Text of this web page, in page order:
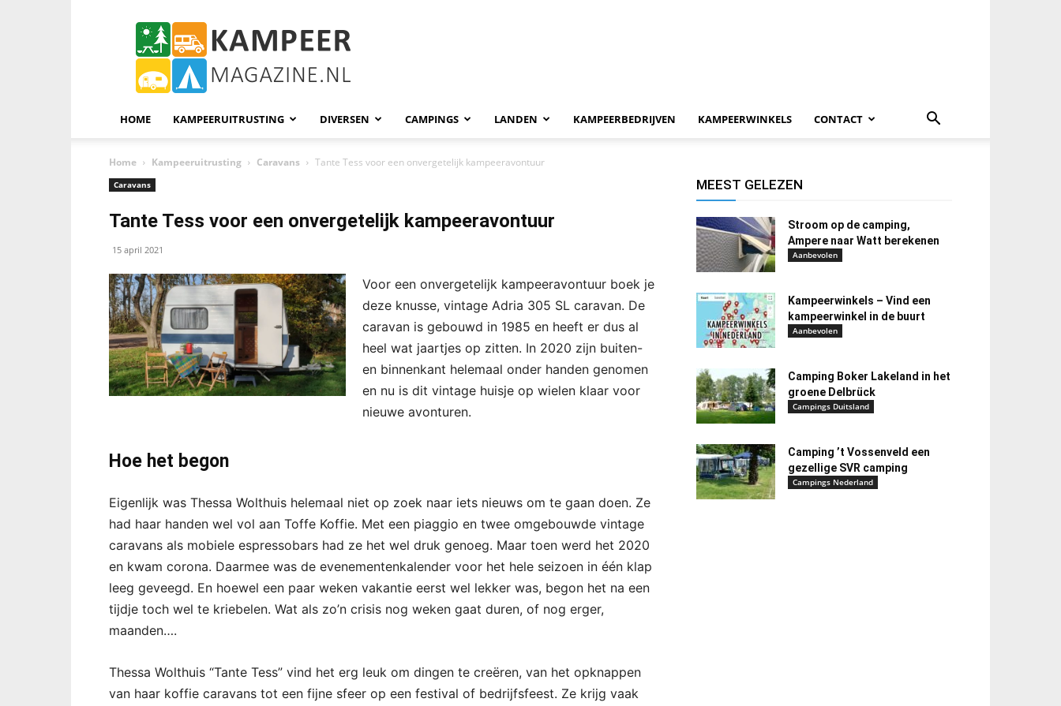
KampeerMagazine
HOME KAMPEERUITRUSTING DIVERSEN CAMPINGS LANDEN KAMPEERBEDRIJVEN KAMPEERWINKELS CONTACT
Home Kampeeruitrusting Caravans Tante Tess voor een onvergetelijk kampeeravontuur
Caravans
Tante Tess voor een onvergetelijk kampeeravontuur
15 april 2021
Voor een onvergetelijk kampeeravontuur boek je
deze knusse, vintage Adria 305 SL caravan. De
caravan is gebouwd in 1985 en heeft er dus al
heel wat jaartjes op zitten. In 2020 zijn buiten-
en binnenkant helemaal onder handen genomen
en nu is dit vintage huisje op wielen klaar voor
nieuwe avonturen.
Hoe het begon
Eigenlijk was Thessa Wolthuis helemaal niet op zoek naar iets nieuws om te gaan doen. Ze
had haar handen wel vol aan Toffe Koffie. Met een piaggio en twee omgebouwde vintage
caravans als mobiele espressobars had ze het wel druk genoeg. Maar toen werd het 2020
en kwam corona. Daarmee was de evenementenkalender voor het hele seizoen in één klap
leeg geveegd. En hoewel een paar weken vakantie eerst wel lekker was, begon het na een
tijdje toch wel te kriebelen. Wat als zo’n crisis nog weken gaat duren, of nog erger,
maanden….
Thessa Wolthuis “Tante Tess” vind het erg leuk om dingen te creëren, van het opknappen
van haar koffie caravans tot een fijne sfeer op een festival of bedrijfsfeest. Ze krijg vaak
MEEST GELEZEN
Stroom op de camping,
Ampere naar Watt berekenen
Aanbevolen
Kampeerwinkels – Vind een
kampeerwinkel in de buurt
Aanbevolen
Camping Boker Lakeland in het
groene Delbrück
Campings Duitsland
Camping ’t Vossenveld een
gezellige SVR camping
Campings Nederland